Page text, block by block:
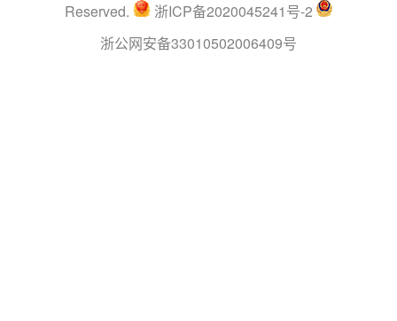
Reserved.
浙ICP备2020045241号-2
浙公网安备33010502006409号